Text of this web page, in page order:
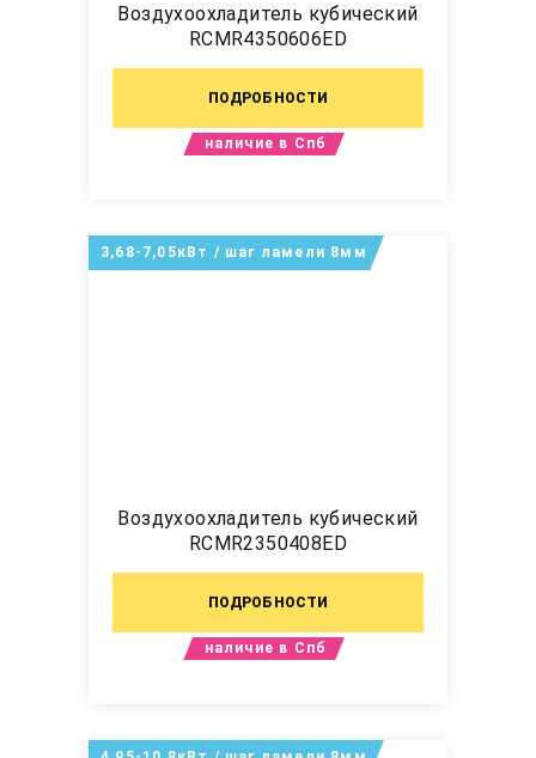
Воздухоохладитель кубический
RCMR4350606ED
ПОДРОБНОСТИ
наличие в Спб
Воздухоохладитель кубический
RCMR2350408ED
ПОДРОБНОСТИ
3,68-7,05кВт / шаг ламели 8мм
наличие в Спб